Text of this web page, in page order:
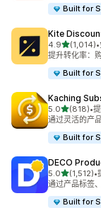
Built for
Kite
4.9星（满分 5
(1,014)
总共 1014 条 •
提升转化率：
Built for
Kaching
5.0星（满分 5
(818)
总共 818 条评
•
通过灵活的产
Built for
DECO
5.0星（满分 5
(1,512)
总共 1512 条 •
通过产品标签
Built for